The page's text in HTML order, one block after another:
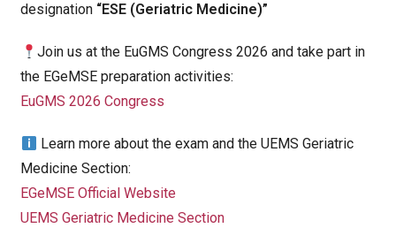
designation “ESE (Geriatric Medicine)”
Join us at the EuGMS Congress 2026 and take part in
the EGeMSE preparation activities:
EuGMS 2026 Congress
Learn more about the exam and the UEMS Geriatric
Medicine Section:
EGeMSE Official Website
UEMS Geriatric Medicine Section